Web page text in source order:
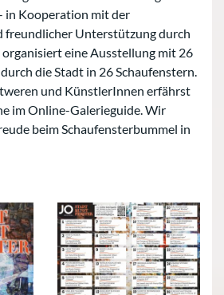
in Kooperation mit der
Unterstützung durch
eine Ausstellung mit 26
die Stadt in 26 Schaufenstern.
und KünstlerInnen erfährst
im Online-Galerieguide. Wir
beim Schaufensterbummel in